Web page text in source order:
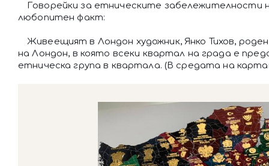
Говорейки за етническите забележителности
любопитен факт:
Живеещият в Лондон художник, Янко Тихов,
на Лондон, в която всеки квартал на града е
етническа група в квартала. (В средата на